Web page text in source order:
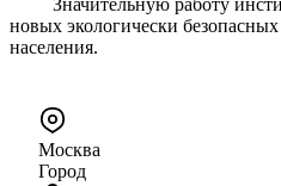
новых экологически
населения.
Москва
Город